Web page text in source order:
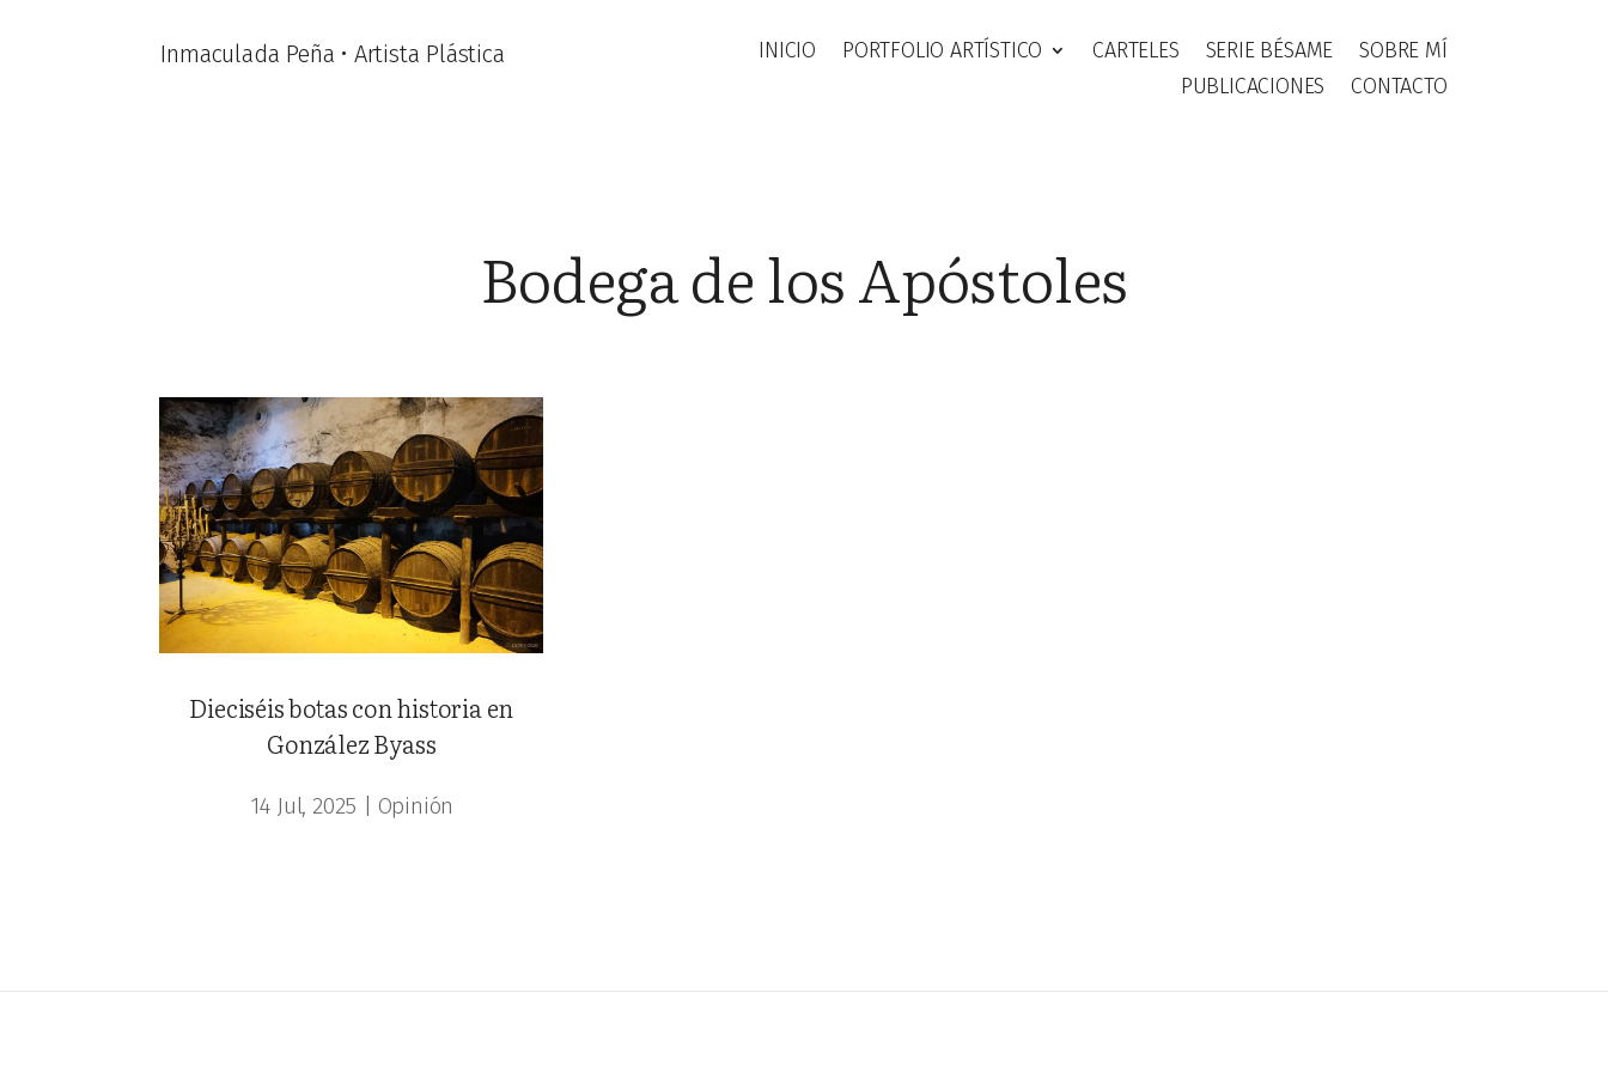
Inmaculada Peña • Artista Plástica INICIO PORTFOLIO ARTÍSTICO CARTELES SERIE BÉSAME
SOBRE MÍ
PUBLICACIONES
CONTACTO
Bodega de los Apóstoles
Dieciséis botas con historia en
González Byass
14 Jul, 2025 Opinión